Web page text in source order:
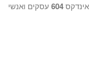
604 עסקים ואנשי